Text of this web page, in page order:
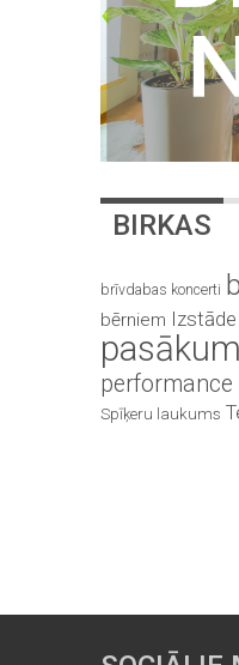
BIRKAS
brīvdabas koncerti
bērniem Izstāde
performance
Spīķeru laukums